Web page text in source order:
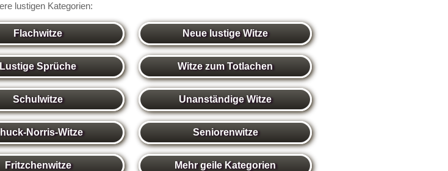
lustigen Kategorien:
Flachwitze Neue lustige Witze
Lustige Sprüche Witze zum Totlachen
Schulwitze Unanständige Witze
Norris-Witze Seniorenwitze
Fritzchenwitze Mehr geile Kategorien